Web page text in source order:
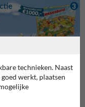
technieken. Naast
werkt, plaatsen